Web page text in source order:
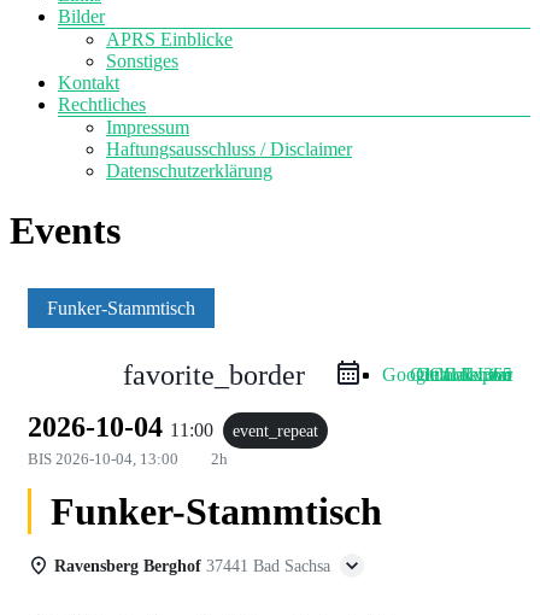
Bilder
APRS Einblicke
Sonstiges
Kontakt
Rechtliches
Impressum
Haftungsausschluss / Disclaimer
Datenschutzerklärung
Events
Funker-Stammtisch
favorite_border iCal Export
Google Calendar
Outlook 365
Outlook Live
2026-10-04 11:00 event_repeat
BIS 2026-10-04, 13:00 2h
Funker-Stammtisch
Ravensberg Berghof 37441 Bad Sachsa